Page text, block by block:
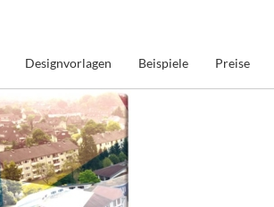
Designvorlagen Beispiele Preise